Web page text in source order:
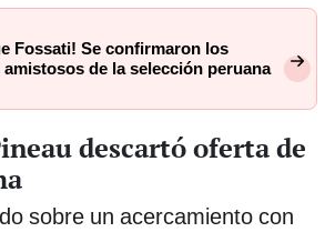
Fossati! Se confirmaron los
de la selección peruana
descartó oferta de
sobre un acercamiento con